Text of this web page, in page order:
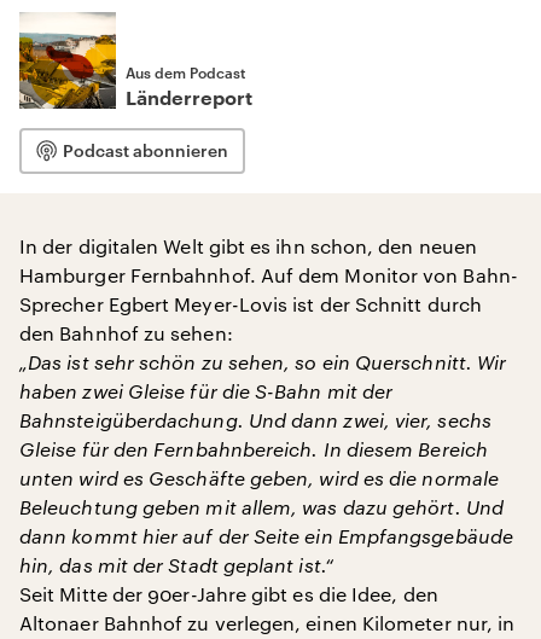
Aus dem Podcast
Länderreport
Podcast abonnieren
In der digitalen Welt gibt es ihn schon, den neuen
Hamburger Fernbahnhof. Auf dem Monitor von Bahn-
Sprecher Egbert Meyer-Lovis ist der Schnitt durch
den Bahnhof zu sehen:
„Das ist sehr schön zu sehen, so ein Querschnitt. Wir
haben zwei Gleise für die S-Bahn mit der
Bahnsteigüberdachung. Und dann zwei, vier, sechs
Gleise für den Fernbahnbereich. In diesem Bereich
unten wird es Geschäfte geben, wird es die normale
Beleuchtung geben mit allem, was dazu gehört. Und
dann kommt hier auf der Seite ein Empfangsgebäude
hin, das mit der Stadt geplant ist.“
Seit Mitte der 90er-Jahre gibt es die Idee, den
Altonaer Bahnhof zu verlegen, einen Kilometer nur, in